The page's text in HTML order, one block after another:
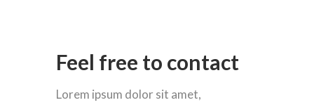
Feel free to contact
Lorem ipsum dolor sit amet,